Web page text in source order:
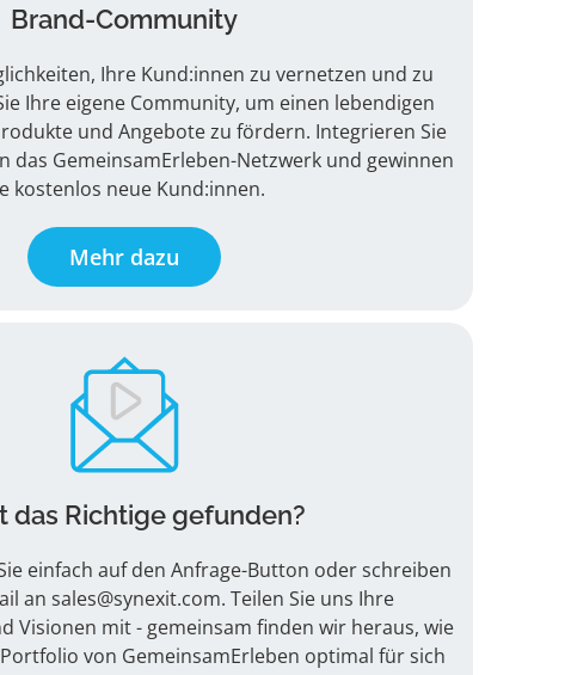
Brand-Community
Ihre Kund:innen zu vernetzen und zu
Ihre eigene Community, um einen lebendigen
und Angebote zu fördern. Integrieren Sie
das GemeinsamErleben-Netzwerk und gewinnen
kostenlos neue Kund:innen.
Mehr dazu
das Richtige gefunden?
einfach auf den Anfrage-Button oder schreiben
an sales@synexit.com. Teilen Sie uns Ihre
Visionen mit - gemeinsam finden wir heraus, wie
von GemeinsamErleben optimal für sich